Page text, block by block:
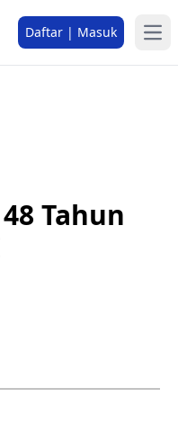
Daftar | Masuk
Tahun